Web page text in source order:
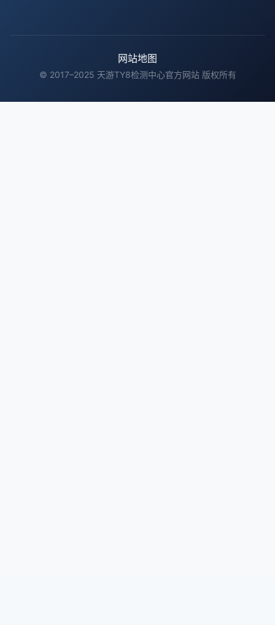
网站地图
© 2017–2025 天游TY8检测中心官方网站 版权所有